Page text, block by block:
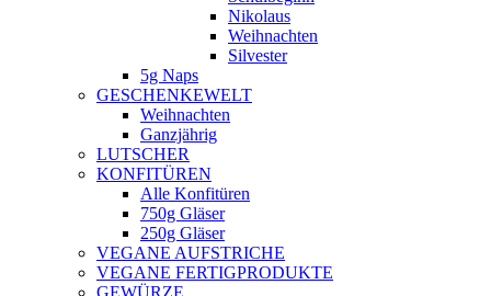
Nikolaus
Weihnachten
Silvester
5g Naps
GESCHENKEWELT
Weihnachten
Ganzjährig
LUTSCHER
KONFITÜREN
Alle Konfitüren
750g Gläser
250g Gläser
VEGANE AUFSTRICHE
VEGANE FERTIGPRODUKTE
GEWÜRZE